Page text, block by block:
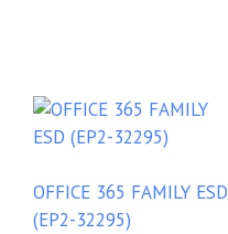
OFFICE 365 FAMILY ESD
(EP2-32295)